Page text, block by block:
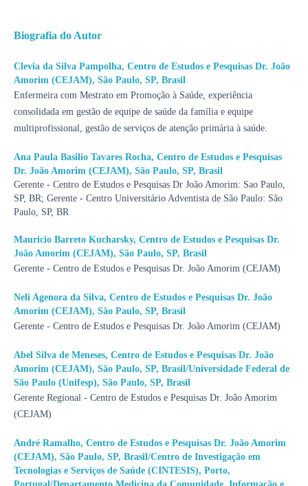
Biografia do Autor
Clevia da Silva Pampolha, Centro de Estudos e Pesquisas Dr. João
Amorim (CEJAM), São Paulo, SP, Brasil
Enfermeira com Mestrato em Promoção à Saúde, experiência
consolidada em gestão de equipe de saúde da família e equipe
multiprofissional, gestão de serviços de atenção primária à saúde.
Ana Paula Basilio Tavares Rocha, Centro de Estudos e Pesquisas
Dr. João Amorim (CEJAM), São Paulo, SP, Brasil
Gerente - Centro de Estudos e Pesquisas Dr João Amorim: Sao Paulo,
SP, BR; Gerente - Centro Universitário Adventista de São Paulo: São
Paulo, SP, BR
Mauricio Barreto Kucharsky, Centro de Estudos e Pesquisas Dr.
João Amorim (CEJAM), São Paulo, SP, Brasil
Gerente - Centro de Estudos e Pesquisas Dr. João Amorim (CEJAM)
Neli Agenora da Silva, Centro de Estudos e Pesquisas Dr. João
Amorim (CEJAM), São Paulo, SP, Brasil
Gerente - Centro de Estudos e Pesquisas Dr. João Amorim (CEJAM)
Abel Silva de Meneses, Centro de Estudos e Pesquisas Dr. João
Amorim (CEJAM), São Paulo, SP, Brasil/Universidade Federal de
São Paulo (Unifesp), São Paulo, SP, Brasil
Gerente Regional - Centro de Estudos e Pesquisas Dr. João Amorim
(CEJAM)
André Ramalho, Centro de Estudos e Pesquisas Dr. João Amorim
(CEJAM), São Paulo, SP, Brasil/Centro de Investigação em
Tecnologias e Serviços de Saúde (CINTESIS), Porto,